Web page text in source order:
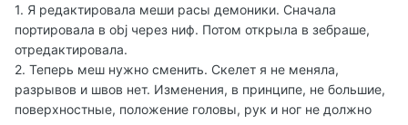
1. Я редактировала меши расы демоники. Сначала
портировала в obj через ниф. Потом открыла в зебраше,
отредактировала.
2. Теперь меш нужно сменить. Скелет я не меняла,
разрывов и швов нет. Изменения, в принципе, не большие,
поверхностные, положение головы, рук и ног не должно